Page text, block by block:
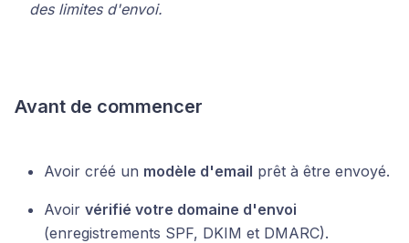
des limites d'envoi.
Avant de commencer
Avoir créé un modèle d'email prêt à être envoyé.
Avoir vérifié votre domaine d'envoi
(enregistrements SPF, DKIM et DMARC).